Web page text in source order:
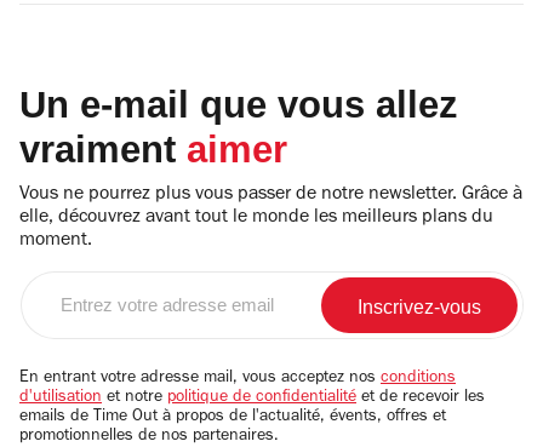
Un e-mail que vous allez
vraiment aimer
Vous ne pourrez plus vous passer de notre newsletter. Grâce à
elle, découvrez avant tout le monde les meilleurs plans du
moment.
email
En entrant votre adresse mail, vous acceptez nos conditions
d'utilisation et notre politique de confidentialité et de recevoir les
emails de Time Out à propos de l'actualité, évents, offres et
promotionnelles de nos partenaires.